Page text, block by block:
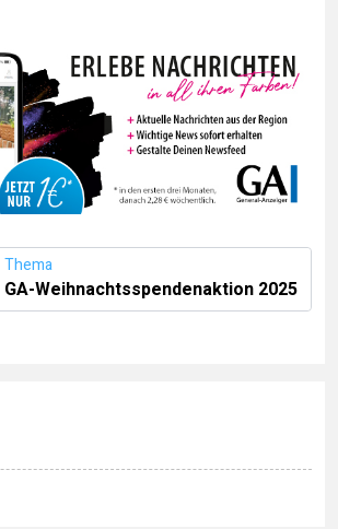
Thema
GA-Weihnachtsspendenaktion 2025